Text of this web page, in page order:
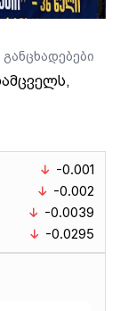
-0.001
-0.002
-0.0039
-0.0295